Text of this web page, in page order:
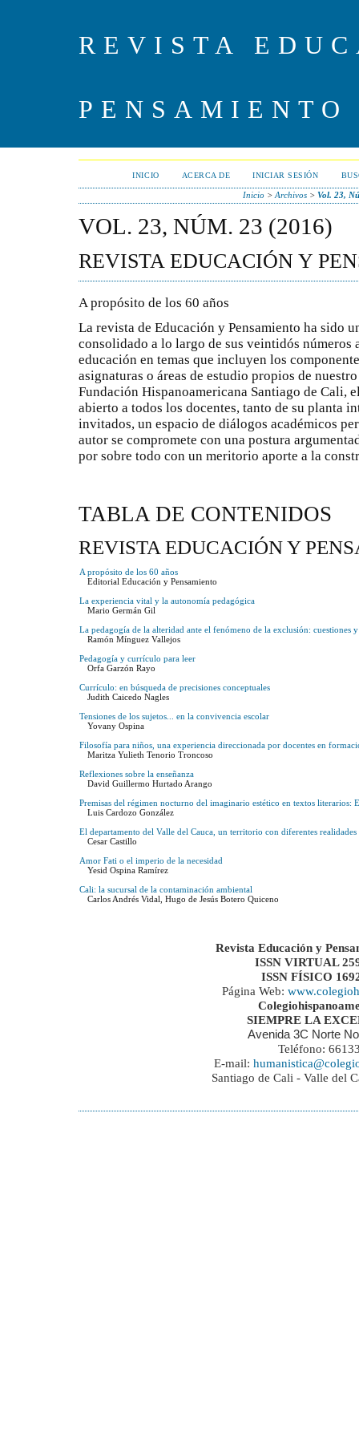
REVISTA
PENSAMIENTO
INICIO ACERCA DE INICIAR SESIÓN
Inicio> Archivos> Vol. 23,
VOL. 23, NÚM. 23 (2016)
REVISTA EDUCACIÓN Y
A propósito de los 60 años
La revista de Educación y Pensamiento ha sido
consolidado a lo largo de sus veintidós números
educación en temas que incluyen los
asignaturas o áreas de estudio propios de
Fundación Hispanoamericana Santiago de Cali,
abierto a todos los docentes, tanto de su planta
invitados, un espacio de diálogos académicos
autor se compromete con una postura
por sobre todo con un meritorio aporte a la
TABLA DE CONTENIDOS
REVISTA EDUCACIÓN Y
A propósito de los 60 años
Editorial Educación y Pensamiento
La experiencia vital y la autonomía pedagógica
Mario Germán Gil
La pedagogía de la alteridad ante el fenómeno de la exclusión: cuestiones y
Ramón Mínguez Vallejos
Pedagogía y currículo para leer
Orfa Garzón Rayo
Currículo: en búsqueda de precisiones conceptuales
Judith Caicedo Nagles
Tensiones de los sujetos... en la convivencia escolar
Yovany Ospina
Filosofía para niños, una experiencia direccionada por docentes en
Maritza Yulieth Tenorio Troncoso
Reflexiones sobre la enseñanza
David Guillermo Hurtado Arango
Premisas del régimen nocturno del imaginario estético en textos literarios:
Luis Cardozo González
El departamento del Valle del Cauca, un territorio con diferentes realidades
Cesar Castillo
Amor Fati o el imperio de la necesidad
Yesid Ospina Ramírez
Cali: la sucursal de la contaminación ambiental
Carlos Andrés Vidal, Hugo de Jesús Botero Quiceno
Revista Educación y
ISSN VIRTUAL
ISSN FÍSICO
Página Web:
SIEMPRE LA
Avenida 3C Norte
Teléfono:
E-mail:
Santiago de Cali - Valle del